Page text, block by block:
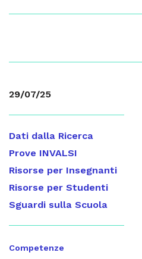
29/07/25
Dati dalla Ricerca
Prove INVALSI
Risorse per Insegnanti
Risorse per Studenti
Sguardi sulla Scuola
Competenze